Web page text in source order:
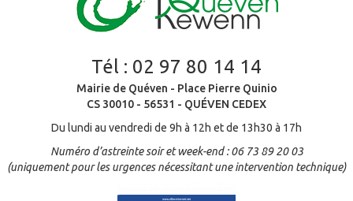
Tél : 02 97 80 14 14
Mairie de Quéven - Place Pierre Quinio
CS 30010 - 56531 - QUÉVEN CEDEX
Du lundi au vendredi de 9h à 12h et de 13h30 à 17h
Numéro d’astreinte soir et week-end : 06 73 89 20 03
(uniquement pour les urgences nécessitant une intervention technique)